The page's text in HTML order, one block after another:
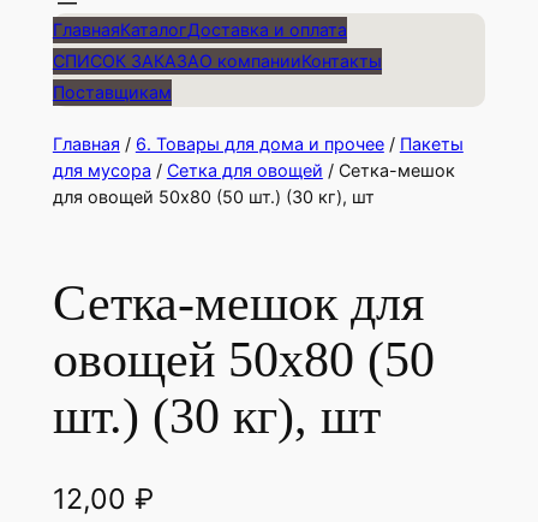
ГлавнаяКаталогДоставка и оплата
СПИСОК ЗАКАЗАО компанииКонтакты
Поставщикам
Главная / 6. Товары для дома и прочее/ Пакеты
для мусора / Сетка для овощей / Сетка-мешок
для овощей 50х80 (50 шт.) (30 кг), шт
Сетка-мешок для
овощей 50х80 (50
шт.) (30 кг), шт
12,00 ₽